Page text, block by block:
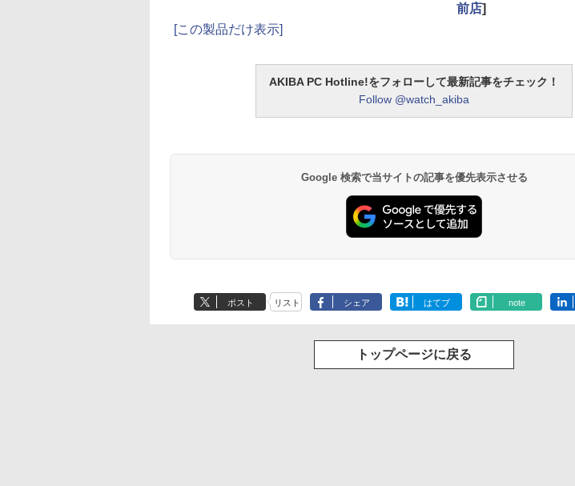
前店]
[この製品だけ表示]
AKIBA PC Hotline!をフォローして最新記事をチェック！
Follow @watch_akiba
Google 検索で当サイトの記事を優先表示させる
ポスト リスト シェア はてブ note
トップページに戻る